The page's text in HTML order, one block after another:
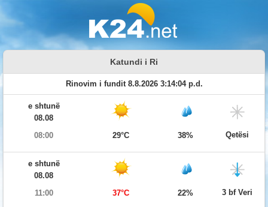
Katundi i Ri
Rinovim i fundit 8.8.2026 3:14:04 p.d.
e shtunë
08.08
08:00
29°C 38% Qetësi
e shtunë
08.08
11:00
37°C 22% 3 bf Veri